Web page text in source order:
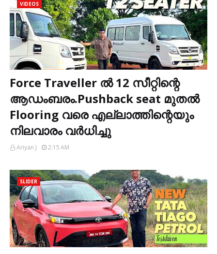
VIDEOS
Force Traveller ൽ 12 സീറ്റിന്റെ
ആഡംബരം.Pushback seat മുതൽ
Flooring വരെ എല്ലാത്തിന്റെയും
നിലവാരം വർധിച്ചു
Ariyan J 2:15 AM
SLIDER